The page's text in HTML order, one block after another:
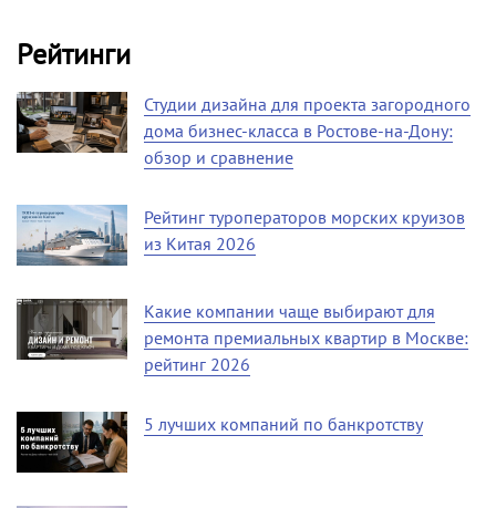
Рейтинги
Студии дизайна для проекта загородного
дома бизнес-класса в Ростове-на-Дону:
обзор и сравнение
Рейтинг туроператоров морских круизов
из Китая 2026
Какие компании чаще выбирают для
ремонта премиальных квартир в Москве:
рейтинг 2026
5 лучших компаний по банкротству